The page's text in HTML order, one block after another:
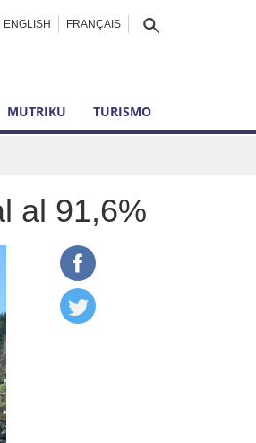
ENGLISH FRANÇAIS
MUTRIKU TURISMO
al 91,6%